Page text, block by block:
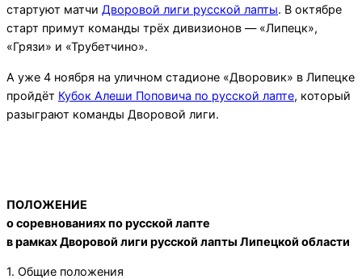
стартуют матчи Дворовой лиги русской лапты. В октябре
старт примут команды трёх дивизионов — «Липецк»,
«Грязи» и «Трубетчино».
А уже 4 ноября на уличном стадионе «Дворовик» в Липецке
пройдёт Кубок Алеши Поповича по русской лапте, который
разыграют команды Дворовой лиги.
ПОЛОЖЕНИЕ
о соревнованиях по русской лапте
в рамках Дворовой лиги русской лапты Липецкой области
1. Общие положения